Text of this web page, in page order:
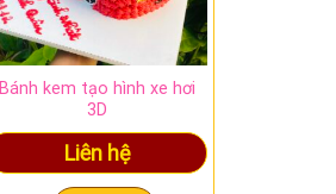
Bánh kem tạo hình xe hơi
3D
Liên hệ